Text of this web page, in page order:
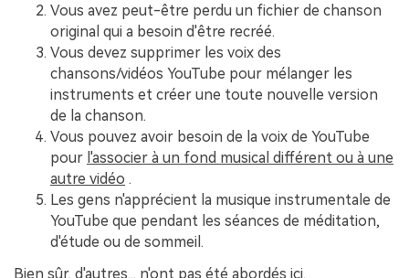
Vous avez peut-être perdu un fichier de chanson
original qui a besoin d'être recréé.
Vous devez supprimer les voix des
chansons/vidéos YouTube pour mélanger les
instruments et créer une toute nouvelle version
de la chanson.
Vous pouvez avoir besoin de la voix de YouTube
pour l'associer à un fond musical différent ou à une
autre vidéo .
Les gens n'apprécient la musique instrumentale de
YouTube que pendant les séances de méditation,
d'étude ou de sommeil.
Bien sûr, d'autres... n'ont pas été abordés ici.